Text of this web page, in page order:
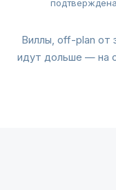
Виллы, off-plan от
идут дольше — на